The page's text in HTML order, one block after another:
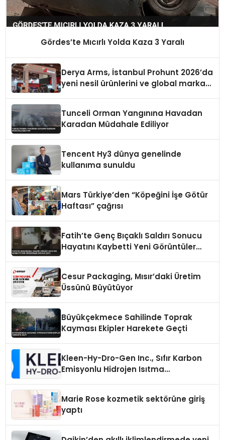
Gördes’te Mıcırlı Yolda Kaza 3 Yaralı
Derya Arms, İstanbul Prohunt 2026’da
yeni nesil ürünlerini ve global marka
Tunceli Orman Yangınına Havadan
Karadan Müdahale Ediliyor
Tencent Hy3 dünya genelinde
kullanıma sunuldu
Mars Türkiye’den “Köpeğini İşe Götür
Haftası” çağrısı
Fatih’te Genç Bıçaklı Saldırı Sonucu
Hayatını Kaybetti Yeni Görüntüler
Cesur Packaging, Mısır’daki Üretim
Üssünü Büyütüyor
Büyükçekmece Sahilinde Toprak
Kayması Ekipler Harekete Geçti
Kleen-Hy-Dro-Gen Inc., Sıfır Karbon
Emisyonlu Hidrojen Isıtma
Marie Rose kozmetik sektörüne giriş
yaptı